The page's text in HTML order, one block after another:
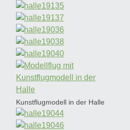
Show larger version for:
Show larger version for:
Show larger version for:
Show larger version for:
Show larger version for:
Show larger version for:
Kunstflugmodell in der Halle
Show larger version for:
Show larger version for: